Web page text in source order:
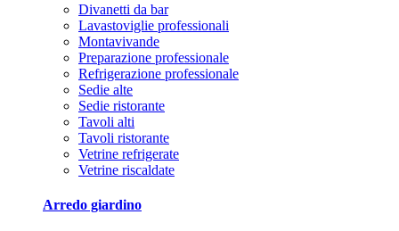
Divanetti da bar
Lavastoviglie professionali
Montavivande
Preparazione professionale
Refrigerazione professionale
Sedie alte
Sedie ristorante
Tavoli alti
Tavoli ristorante
Vetrine refrigerate
Vetrine riscaldate
Arredo giardino